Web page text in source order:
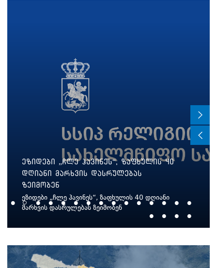
ეზიდები „ჩლე ჰავინეს“, ზაფხულის 40
დღიანი მარხვის დასრულებას
ზეიმობენ
ეზიდები „ჩლე ჰავინეს“, ზაფხულის 40 დღიანი
მარხვის დასრულებას ზეიმობენ